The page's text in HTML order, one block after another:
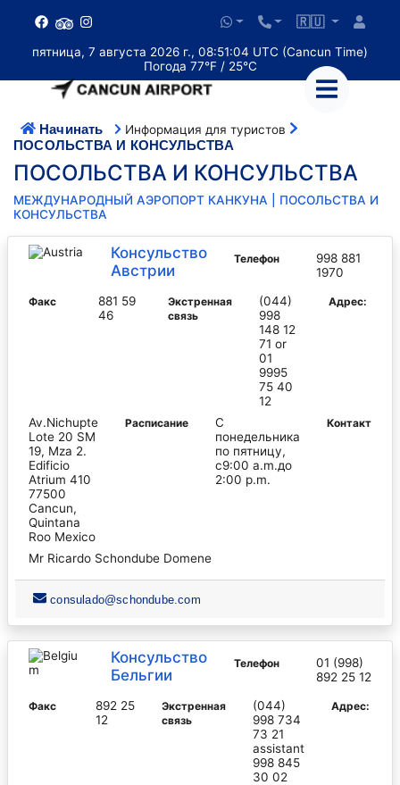
🇷🇺
пятница, 7 августа 2026 г., 08:51:04 UTC (Cancun Time)
Погода 77°F / 25°C
Начинать Информация для туристов
ПОСОЛЬСТВА И КОНСУЛЬСТВА
ПОСОЛЬСТВА И КОНСУЛЬСТВА
МЕЖДУНАРОДНЫЙ АЭРОПОРТ КАНКУНА | ПОСОЛЬСТВА И
КОНСУЛЬСТВА
Консульство
Австрии
Телефон
998 881
1970
Факс
881 59
46
Экстренная
связь
(044)
998
148 12
71 or
01
9995
75 40
12
Адрес:
Av.Nichupte
Lote 20 SM
19, Mza 2.
Edificio
Atrium 410
77500
Cancun,
Quintana
Roo Mexico
Pасписание
С
понедельника
по пятницу,
с9:00 a.m.до
2:00 p.m.
Контакт
Mr Ricardo Schondube Domene
consulado@schondube.com
Консульство
Бельгии
Телефон
01 (998)
892 25 12
Факс
892 25
12
Экстренная
связь
(044)
998 734
73 21
assistant
998 845
30 02
Адрес: